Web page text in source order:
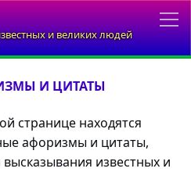
и великих людей
И ЦИТАТЫ
странице находятся
афоризмы и цитаты,
известных и